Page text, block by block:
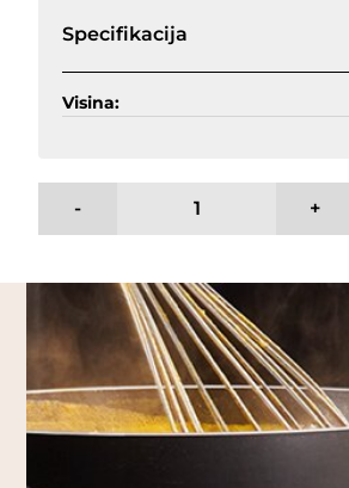
Specifikacija
Visina:
- +